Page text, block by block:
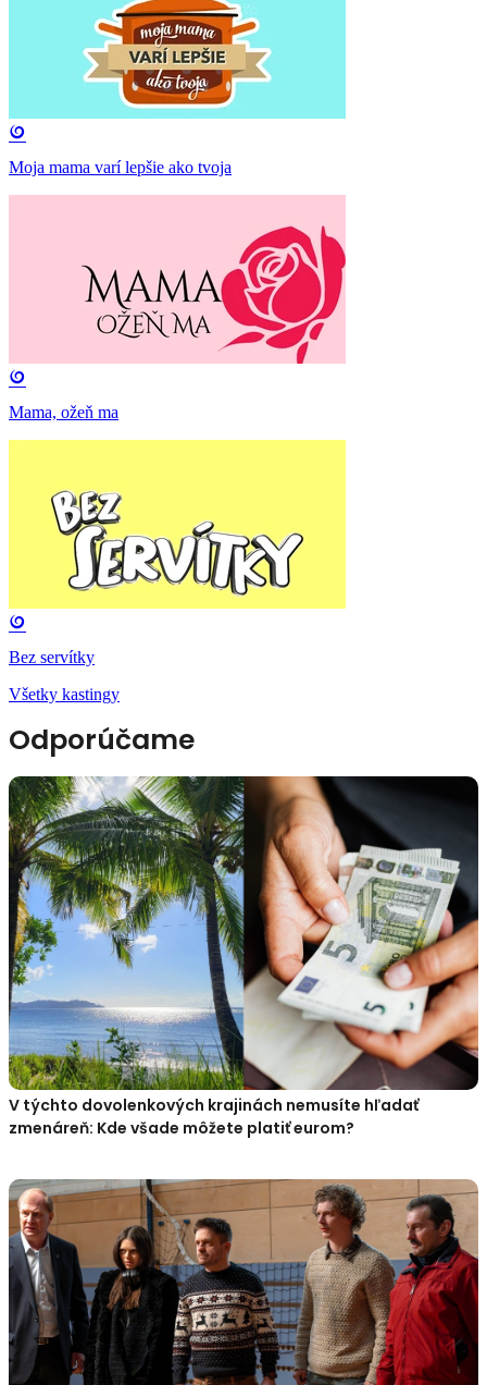
Moja mama varí lepšie ako tvoja
Mama, ožeň ma
Bez servítky
Všetky kastingy
Odporúčame
V týchto dovolenkových krajinách nemusíte hľadať
zmenáreň: Kde všade môžete platiť eurom?